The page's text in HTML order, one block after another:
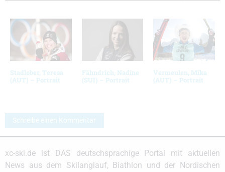
Stadlober, Teresa
(AUT) – Portrait
Fähndrich, Nadine
(SUI) – Portrait
Vermeulen, Mika
(AUT) – Portrait
Schreibe einen Kommentar
xc-ski.de ist DAS deutschsprachige Portal mit aktuellen
News aus dem Skilanglauf, Biathlon und der Nordischen